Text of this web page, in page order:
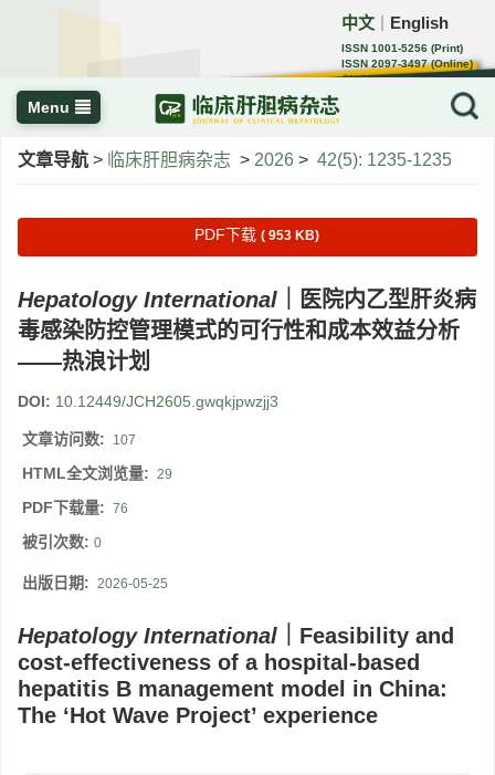
中文 English
ISSN 1001-5256 (Print)
ISSN 2097-3497 (Online)
CN 22-1108/R
Menu
文章导航 > 临床肝胆病杂志 > 2026 > 42(5): 1235-1235
PDF下载 ( 953 KB)
Hepatology International ｜医院内乙型肝炎病
毒感染防控管理模式的可行性和成本效益分析
——热浪计划
DOI: 10.12449/JCH2605.gwqkjpwzjj3
文章访问数: 107
HTML全文浏览量: 29
PDF下载量: 76
被引次数: 0
出版日期: 2026-05-25
Hepatology International ｜Feasibility and
cost-effectiveness of a hospital-based
hepatitis B management model in China:
The ‘Hot Wave Project’ experience